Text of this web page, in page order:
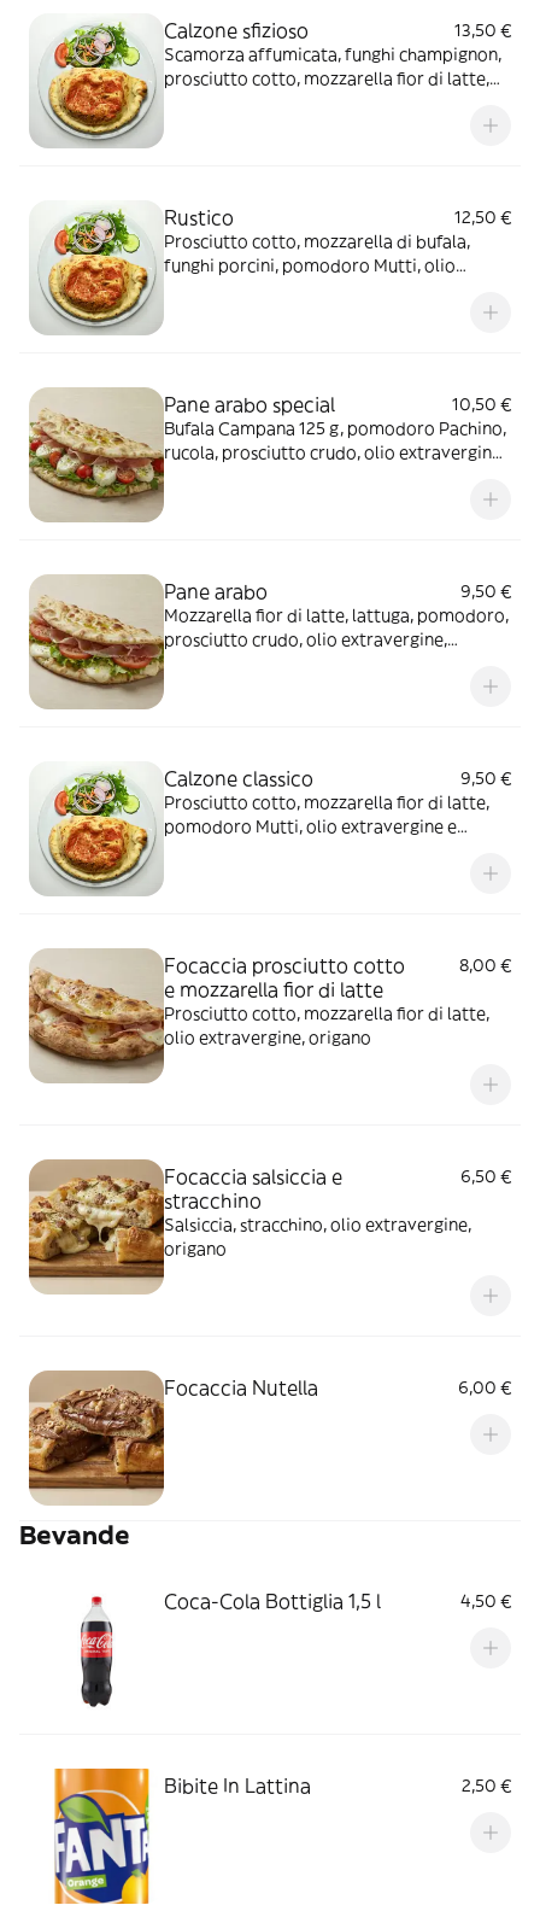
Calzone sfizioso
13,50 €
Scamorza affumicata, funghi champignon,
prosciutto cotto, mozzarella fior di latte,
Rustico
12,50 €
Prosciutto cotto, mozzarella di bufala,
funghi porcini, pomodoro Mutti, olio
Pane arabo special
10,50 €
Bufala Campana 125 g, pomodoro Pachino,
rucola, prosciutto crudo, olio extravergine,
Pane arabo
9,50 €
Mozzarella fior di latte, lattuga, pomodoro,
prosciutto crudo, olio extravergine,
Calzone classico
9,50 €
Prosciutto cotto, mozzarella fior di latte,
pomodoro Mutti, olio extravergine e
Focaccia prosciutto cotto
e mozzarella fior di latte
8,00 €
Prosciutto cotto, mozzarella fior di latte,
olio extravergine, origano
Focaccia salsiccia e
stracchino
6,50 €
Salsiccia, stracchino, olio extravergine,
origano
Focaccia Nutella 6,00 €
Bevande
Coca-Cola Bottiglia 1,5 l 4,50 €
Bibite In Lattina 2,50 €